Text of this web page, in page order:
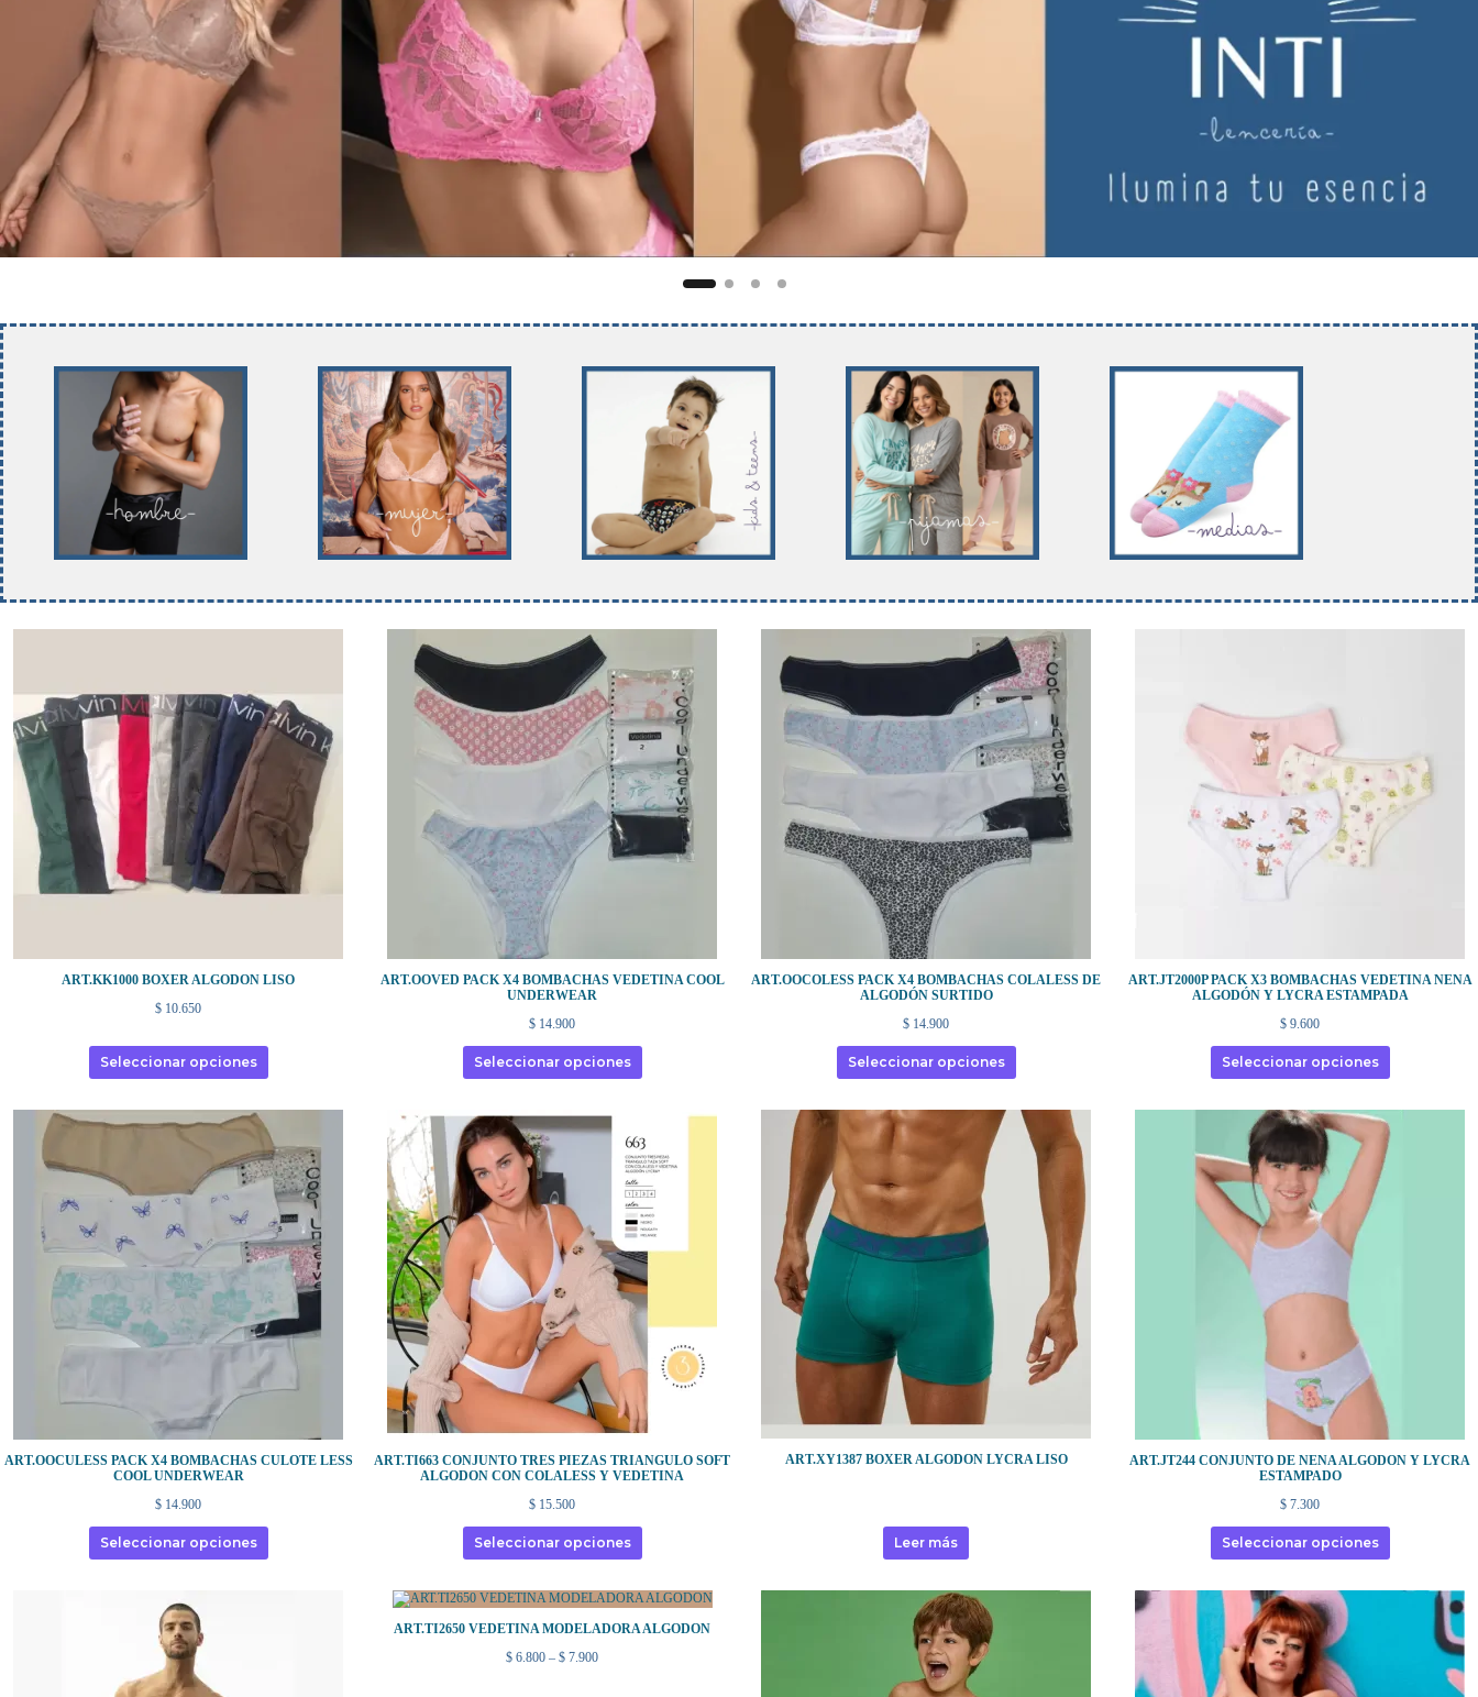
ART.KK1000 BOXER ALGODON LISO
$ 10.650
Seleccionar opciones
ART.OOVED PACK X4 BOMBACHAS VEDETINA COOL
UNDERWEAR
$ 14.900
Seleccionar opciones
ART.OOCOLESS PACK X4 BOMBACHAS COLALESS DE
ALGODÓN SURTIDO
$ 14.900
Seleccionar opciones
ART.JT2000P PACK X3 BOMBACHAS VEDETINA NENA
ALGODÓN Y LYCRA ESTAMPADA
$ 9.600
Seleccionar opciones
ART.OOCULESS PACK X4 BOMBACHAS CULOTE LESS
COOL UNDERWEAR
$ 14.900
Seleccionar opciones
ART.TI663 CONJUNTO TRES PIEZAS TRIANGULO SOFT
ALGODON CON COLALESS Y VEDETINA
$ 15.500
Seleccionar opciones
ART.XY1387 BOXER ALGODON LYCRA LISO
Leer más
ART.JT244 CONJUNTO DE NENA ALGODON Y LYCRA
ESTAMPADO
$ 7.300
Seleccionar opciones
ART.TI2650 VEDETINA MODELADORA ALGODON
$ 6.800 – $ 7.900Rango